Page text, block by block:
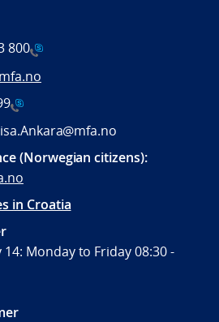
800
(Norwegian citizens):
in Croatia
Monday to Friday 08:30 -